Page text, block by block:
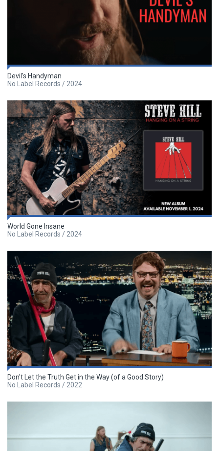
Devil's Handyman
No Label Records / 2024
World Gone Insane
No Label Records / 2024
Don't Let the Truth Get in the Way (of a Good Story)
No Label Records / 2022